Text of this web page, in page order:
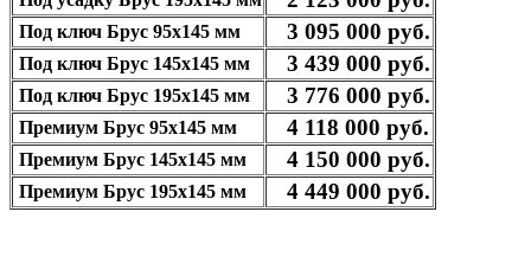
Под ключ Брус 95х145 мм 3 095 000 руб.
Под ключ Брус 145х145 мм 3 439 000 руб.
Под ключ Брус 195х145 мм 3 776 000 руб.
Премиум Брус 95х145 мм 4 118 000 руб.
Премиум Брус 145х145 мм 4 150 000 руб.
Премиум Брус 195х145 мм 4 449 000 руб.